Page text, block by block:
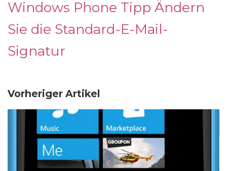
Windows Phone Tipp Ändern
Sie die Standard-E-Mail-
Signatur
Vorheriger Artikel